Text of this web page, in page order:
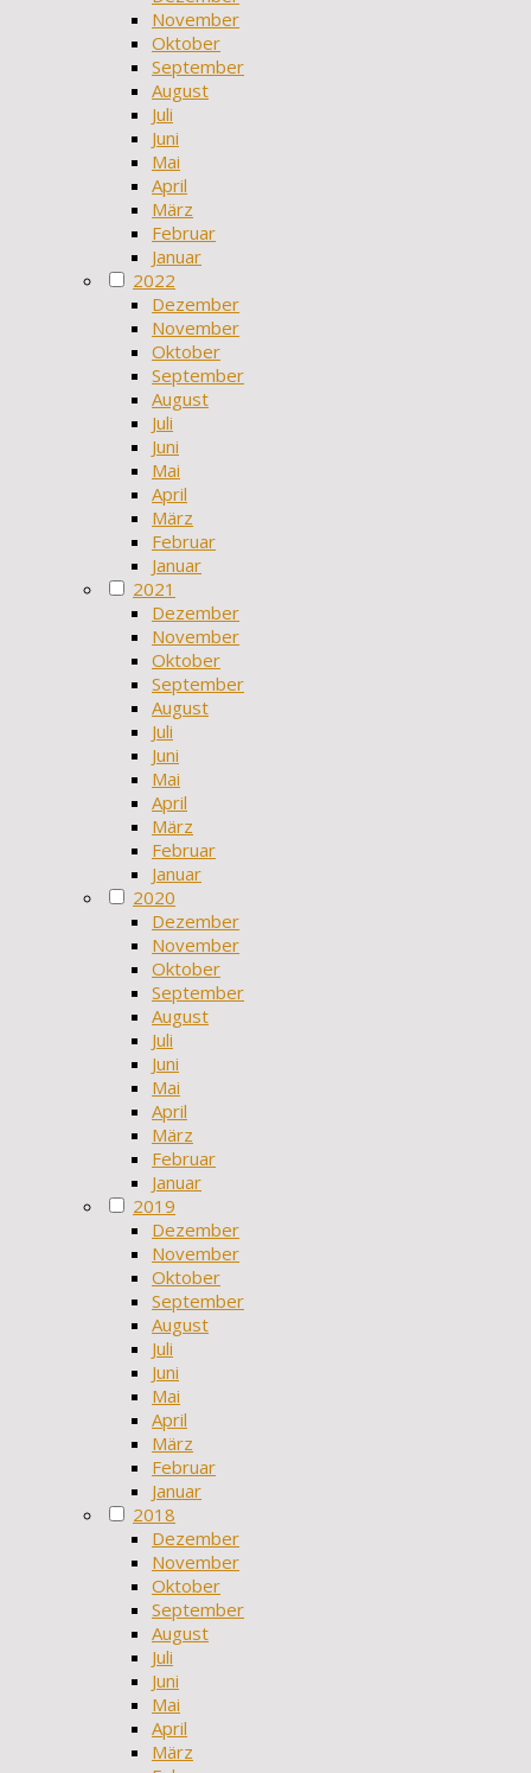
November
Oktober
September
August
Juli
Juni
Mai
April
März
Februar
Januar
2022
Dezember
November
Oktober
September
August
Juli
Juni
Mai
April
März
Februar
Januar
2021
Dezember
November
Oktober
September
August
Juli
Juni
Mai
April
März
Februar
Januar
2020
Dezember
November
Oktober
September
August
Juli
Juni
Mai
April
März
Februar
Januar
2019
Dezember
November
Oktober
September
August
Juli
Juni
Mai
April
März
Februar
Januar
2018
Dezember
November
Oktober
September
August
Juli
Juni
Mai
April
März